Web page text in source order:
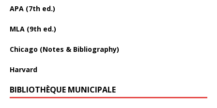
APA (7th ed.)
MLA (9th ed.)
Chicago (Notes & Bibliography)
Harvard
BIBLIOTHÈQUE MUNICIPALE